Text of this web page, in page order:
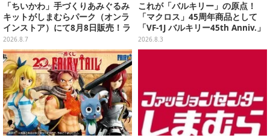
「ちいかわ」手づくりあみぐるみ
キットがしまむらパーク（オンラ
インストア）にて8月8日販売！ラ
インナップ全3種、初心者向きの
編み方で作れちゃう
2026.8.7
これが「バルキリー」の原点！
「マクロス」45周年商品として
「VF-1J バルキリー45th Anniv.」
が予約開始
2026.8.3